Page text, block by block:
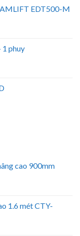
EDT500-M
1 phuy
cao 900mm
1.6 mét CTY-